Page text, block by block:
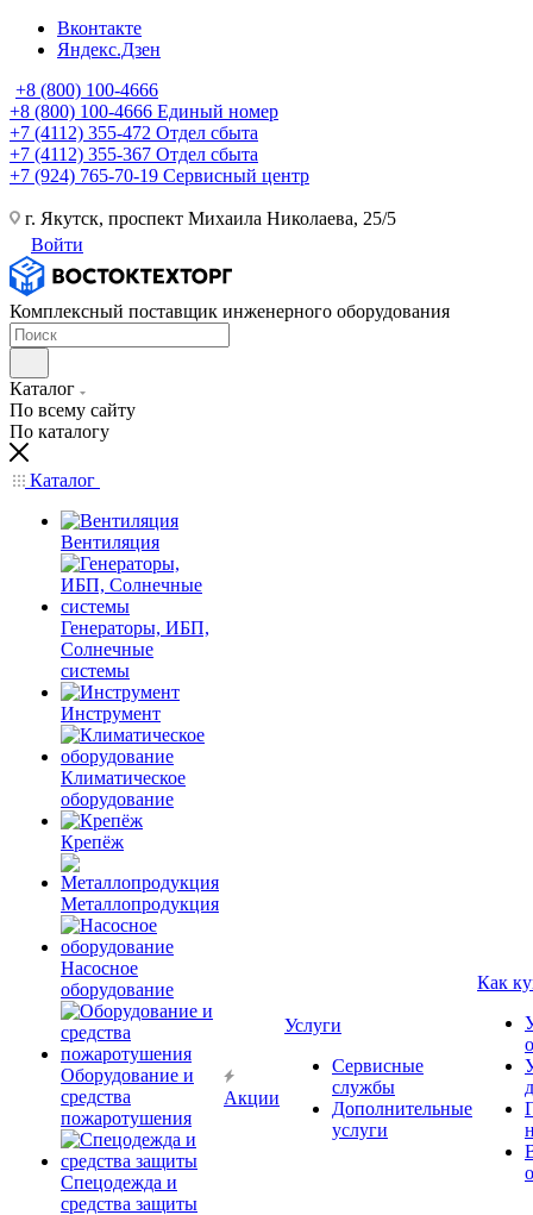
Вконтакте
Яндекс.Дзен
+8 (800) 100-4666
+8 (800) 100-4666 Единый номер
+7 (4112) 355-472 Отдел сбыта
+7 (4112) 355-367 Отдел сбыта
+7 (924) 765-70-19 Сервисный центр
г. Якутск, проспект Михаила Николаева, 25/5
Войти
Комплексный поставщик инженерного оборудования
Каталог
По всему сайту
По каталогу
Каталог
Вентиляция
Генераторы, ИБП,
Солнечные
системы
Инструмент
Климатическое
оборудование
Крепёж
Металлопродукция
Насосное
оборудование
Оборудование и
средства
пожаротушения
Спецодежда и
средства защиты
Акции
Услуги
Сервисные
службы
Дополнительные
услуги
Как